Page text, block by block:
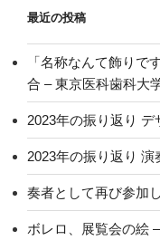
最近の投稿
「名称なんて飾りで
合 – 東京医科歯科大
2023年の振り返り デ
2023年の振り返り 演
奏者として再び参加
ボレロ、展覧会の絵